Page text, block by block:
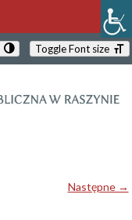
Toggle Font size
Następne →